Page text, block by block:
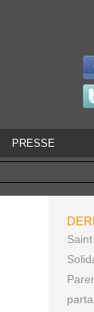
PRESSE